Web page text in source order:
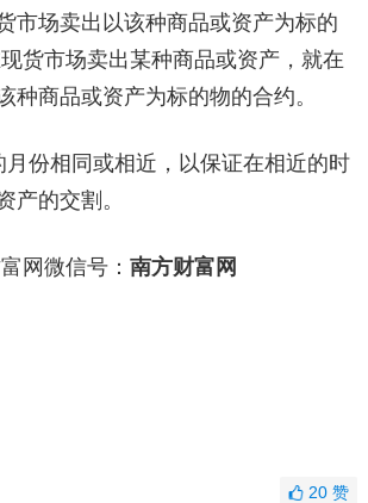
市场卖出以该种商品或资产为标的
货市场卖出某种商品或资产，就在
种商品或资产为标的物的合约。
相同或相近，以保证在相近的时
产的交割。
信号： 南方财富网
20赞